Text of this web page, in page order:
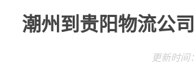
潮州到贵阳物流公司
更新时间